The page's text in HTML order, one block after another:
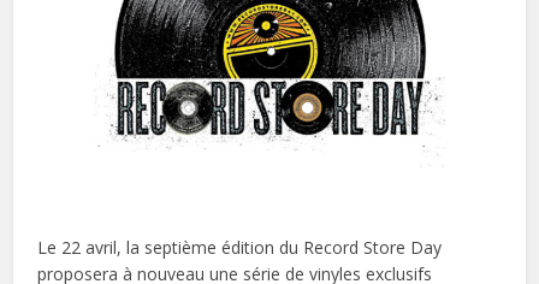
Le 22 avril, la septième édition du Record Store Day
proposera à nouveau une série de vinyles exclusifs